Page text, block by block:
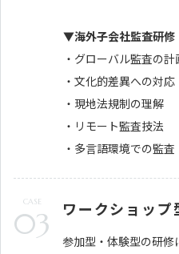
▼海外子会社監査研修
・グローバル監査の計
・文化的差異への対応
・現地法規制の理解
・リモート監査技法
・多言語環境での監査
CASE
03 ワークショップ
参加型・体験型の研修